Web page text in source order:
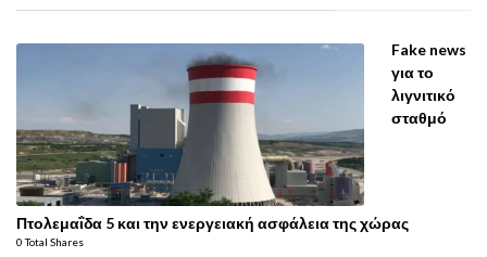
Fake news
για το
λιγνιτικό
σταθμό
Πτολεμαΐδα 5 και την ενεργειακή ασφάλεια της χώρας
0 Total Shares